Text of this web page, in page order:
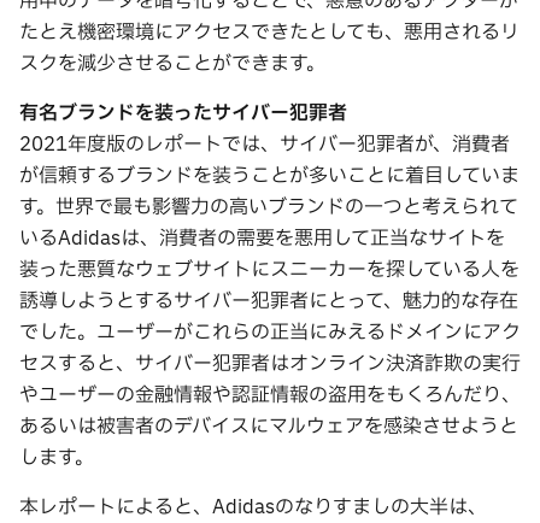
たとえ機密環境にアクセスできたとしても、悪用されるリ
スクを減少させることができます。
有名ブランドを装ったサイバー犯罪者
2021年度版のレポートでは、サイバー犯罪者が、消費者
が信頼するブランドを装うことが多いことに着目していま
す。世界で最も影響力の高いブランドの一つと考えられて
いるAdidasは、消費者の需要を悪用して正当なサイトを
装った悪質なウェブサイトにスニーカーを探している人を
誘導しようとするサイバー犯罪者にとって、魅力的な存在
でした。ユーザーがこれらの正当にみえるドメインにアク
セスすると、サイバー犯罪者はオンライン決済詐欺の実行
やユーザーの金融情報や認証情報の盗用をもくろんだり、
あるいは被害者のデバイスにマルウェアを感染させようと
します。
本レポートによると、Adidasのなりすましの大半は、